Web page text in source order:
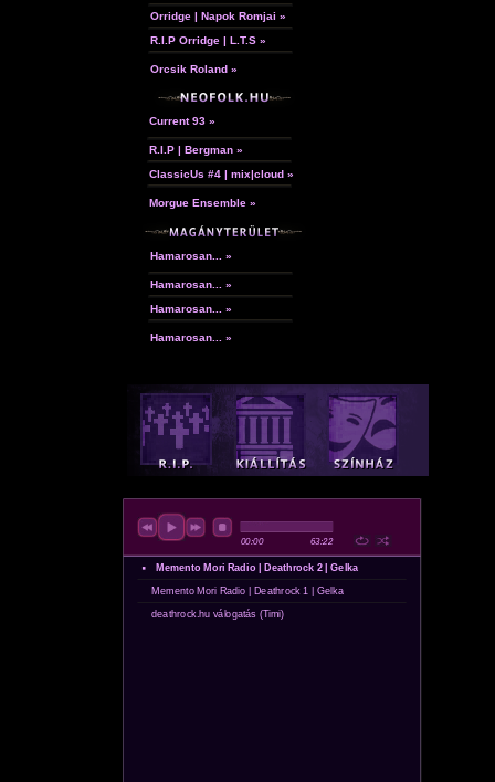
Orridge | Napok Romjai »
R.I.P Orridge | L.T.S »
Orcsik Roland »
Current 93 »
R.I.P | Bergman »
ClassicUs #4 | mix|cloud »
Morgue Ensemble »
Hamarosan... »
Hamarosan... »
Hamarosan... »
Hamarosan... »